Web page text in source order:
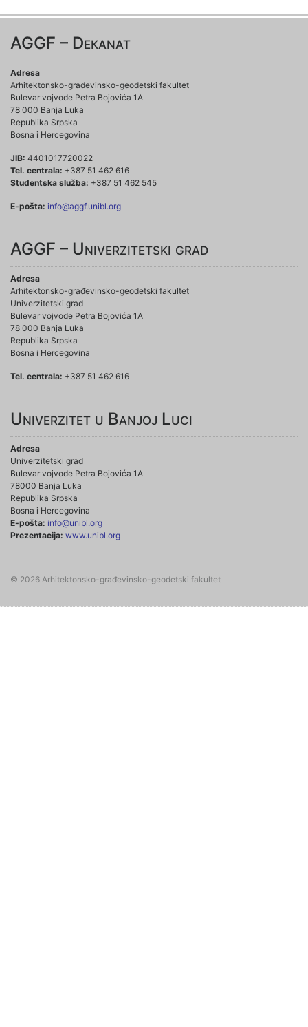
AGGF – Dekanat
Adresa
Arhitektonsko-građevinsko-geodetski fakultet
Bulevar vojvode Petra Bojovića 1A
78 000 Banja Luka
Republika Srpska
Bosna i Hercegovina
JIB: 4401017720022
Tel. centrala: +387 51 462 616
Studentska služba: +387 51 462 545
E-pošta: info@aggf.unibl.org
AGGF – Univerzitetski grad
Adresa
Arhitektonsko-građevinsko-geodetski fakultet
Univerzitetski grad
Bulevar vojvode Petra Bojovića 1A
78 000 Banja Luka
Republika Srpska
Bosna i Hercegovina
Tel. centrala: +387 51 462 616
Univerzitet u Banjoj Luci
Adresa
Univerzitetski grad
Bulevar vojvode Petra Bojovića 1A
78000 Banja Luka
Republika Srpska
Bosna i Hercegovina
E-pošta: info@unibl.org
Prezentacija: www.unibl.org
© 2026 Arhitektonsko-građevinsko-geodetski fakultet